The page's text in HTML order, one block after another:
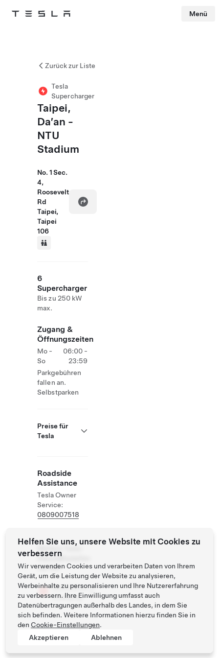
Tesla Menü
Zurück zur Liste
Tesla
Supercharger
Taipei,
Da’an -
NTU
Stadium
No. 1 Sec.
4,
Roosevelt
Rd
Taipei,
Taipei
106
6
Supercharger
Bis zu 250 kW
max.
Zugang &
Öffnungszeiten
Mo -
So
06:00 -
23:59
Parkgebühren
fallen an.
Selbstparken
Preise für
Tesla
Roadside
Assistance
Tesla Owner
Service:
0809007518
Weitere Tesla-
Geschäftsstellen
vor Ort
Destination
Charging
Helfen Sie uns, unsere Website mit Cookies zu
verbessern
Wir verwenden Cookies und verarbeiten Daten von Ihrem
Gerät, um die Leistung der Website zu analysieren,
Werbeinhalte zu personalisieren und Ihre Nutzererfahrung
zu verbessern. Ihre Einwilligung umfasst auch
Datenübertragungen außerhalb des Landes, in dem Sie
sich befinden. Weitere Informationen hierzu finden Sie in
den Cookie-Einstellungen.
Akzeptieren
Ablehnen